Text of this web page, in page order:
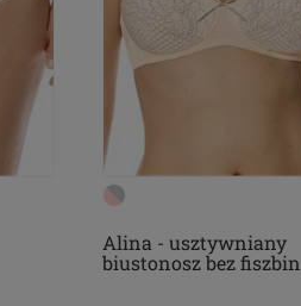
Alina - usztywniany
biustonosz bez fiszbin